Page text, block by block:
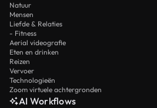
Natuur
Mensen
Liefde & Relaties
- Fitness
Aerial videografie
Eten en drinken
Reizen
Vervoer
Technologieën
Zoom virtuele achtergronden
AI Workflows